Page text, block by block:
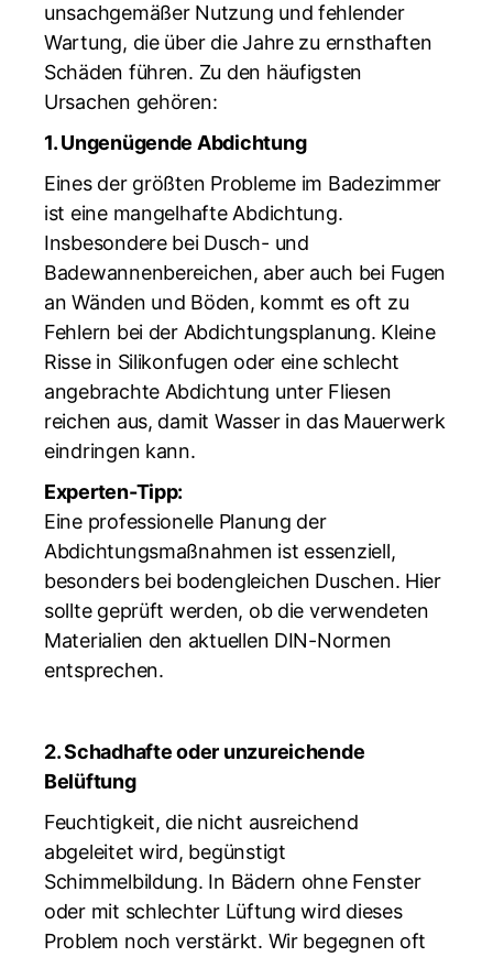
unsachgemäßer Nutzung und fehlender
Wartung, die über die Jahre zu ernsthaften
Schäden führen. Zu den häufigsten
Ursachen gehören:
1. Ungenügende Abdichtung
Eines der größten Probleme im Badezimmer
ist eine mangelhafte Abdichtung.
Insbesondere bei Dusch- und
Badewannenbereichen, aber auch bei Fugen
an Wänden und Böden, kommt es oft zu
Fehlern bei der Abdichtungsplanung. Kleine
Risse in Silikonfugen oder eine schlecht
angebrachte Abdichtung unter Fliesen
reichen aus, damit Wasser in das Mauerwerk
eindringen kann.
Experten-Tipp:
Eine professionelle Planung der
Abdichtungsmaßnahmen ist essenziell,
besonders bei bodengleichen Duschen. Hier
sollte geprüft werden, ob die verwendeten
Materialien den aktuellen DIN-Normen
entsprechen.
2. Schadhafte oder unzureichende
Belüftung
Feuchtigkeit, die nicht ausreichend
abgeleitet wird, begünstigt
Schimmelbildung. In Bädern ohne Fenster
oder mit schlechter Lüftung wird dieses
Problem noch verstärkt. Wir begegnen oft